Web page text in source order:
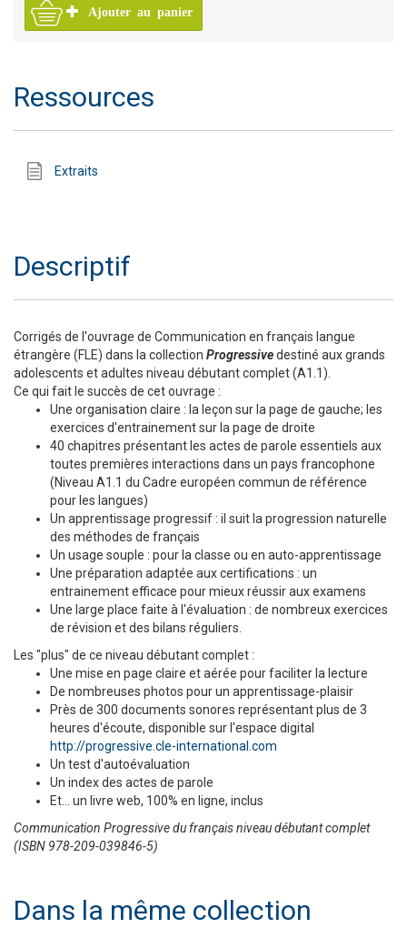
Ajouter au panier
Ressources
Extraits
Descriptif
Corrigés de l'ouvrage de Communication en français langue
étrangère (FLE) dans la collection Progressivedestiné aux grands
adolescents et adultes niveau débutant complet (A1.1).
Ce qui fait le succès de cet ouvrage :
Une organisation claire : la leçon sur la page de gauche; les
exercices d'entrainement sur la page de droite
40 chapitres présentant les actes de parole essentiels aux
toutes premières interactions dans un pays francophone
(Niveau A1.1 du Cadre européen commun de référence
pour les langues)
Un apprentissage progressif : il suit la progression naturelle
des méthodes de français
Un usage souple : pour la classe ou en auto-apprentissage
Une préparation adaptée aux certifications : un
entrainement efficace pour mieux réussir aux examens
Une large place faite à l'évaluation : de nombreux exercices
de révision et des bilans réguliers.
Les "plus" de ce niveau débutant complet :
Une mise en page claire et aérée pour faciliter la lecture
De nombreuses photos pour un apprentissage-plaisir
Près de 300 documents sonores représentant plus de 3
heures d'écoute, disponible sur l'espace digital
http://progressive.cle-international.com
Un test d'autoévaluation
Un index des actes de parole
Et... un livre web, 100% en ligne, inclus
Communication Progressive du français niveau débutant complet
(ISBN 978-209-039846-5)
Dans la même collection